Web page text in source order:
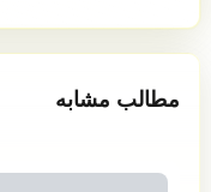
مطالب مشابه